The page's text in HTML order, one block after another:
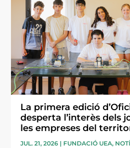
La primera edició
desperta l’interès dels
les empreses del
JUL. 21, 2026 | FUNDACIÓ UEA,